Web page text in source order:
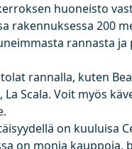
huoneisto
rakennuksessa 200
rannasta ja
rannalla, kuten
La Scala. Voit myös
on kuuluisa
on monia kauppoja,